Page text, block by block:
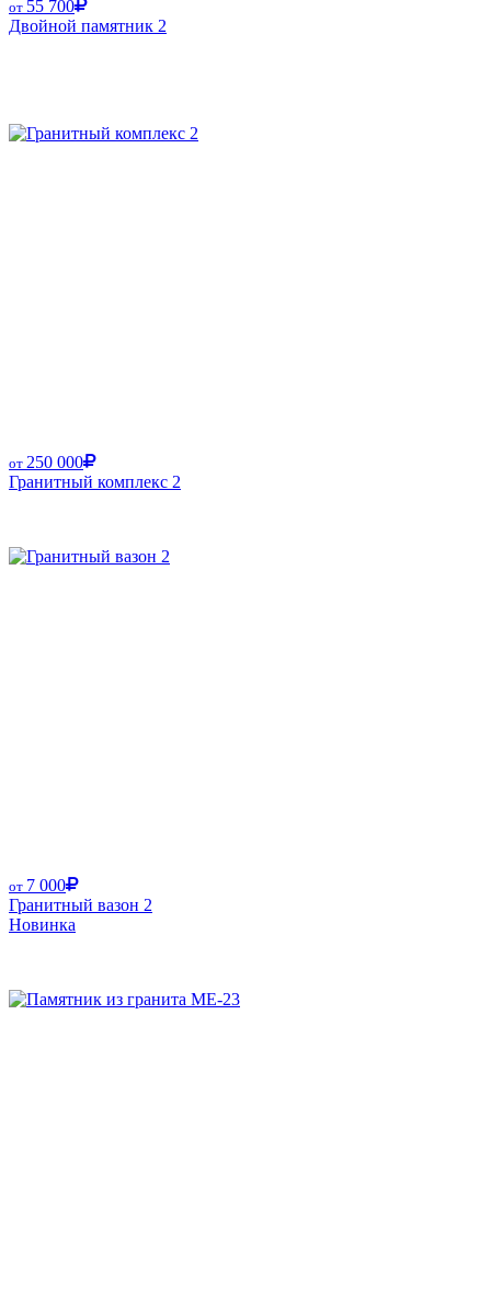
от 55 700
Двойной памятник 2
от 250 000
Гранитный комплекс 2
от 7 000
Гранитный вазон 2
Новинка